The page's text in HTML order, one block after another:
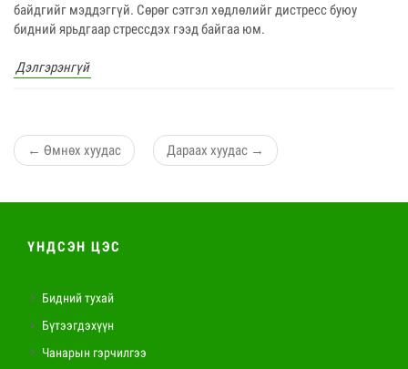
байдгийг мэддэггүй. Сөрөг сэтгэл хөдлөлийг дистресс буюу
бидний ярьдгаар стрессдэх гээд байгаа юм.
Дэлгэрэнгүй
← Өмнөх хуудас Дараах хуудас →
ҮНДСЭН ЦЭС
Бидний тухай
Бүтээгдэхүүн
Чанарын гэрчилгээ